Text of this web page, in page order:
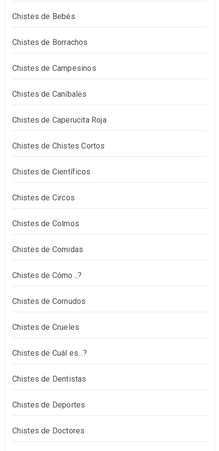
Chistes de Bebés
Chistes de Borrachos
Chistes de Campesinos
Chistes de Caníbales
Chistes de Caperucita Roja
Chistes de Chistes Cortos
Chistes de Científicos
Chistes de Circos
Chistes de Colmos
Chistes de Comidas
Chistes de Cómo…?
Chistes de Cornudos
Chistes de Crueles
Chistes de Cuál es…?
Chistes de Dentistas
Chistes de Deportes
Chistes de Doctores